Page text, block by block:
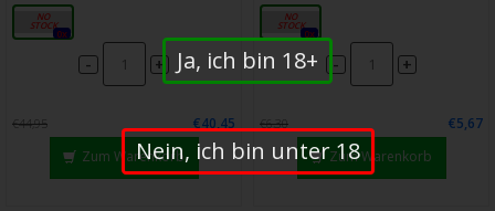
100ml
0x
- +
€44,95
€40,45
Zum Warenkorb
20mg
0x
- +
€6,30
€5,67
Zum Warenkorb
Ja, ich bin 18+
Nein, ich bin unter 18